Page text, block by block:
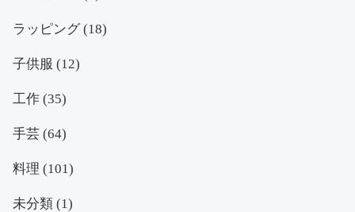
ラッピング(18)
子供服 (12)
工作 (35)
手芸 (64)
料理 (101)
未分類 (1)